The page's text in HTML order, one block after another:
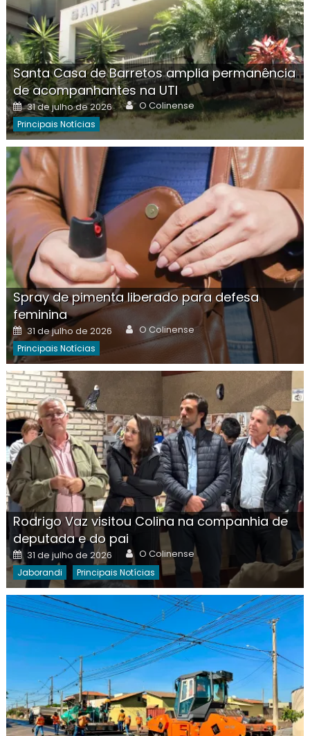
Santa Casa de Barretos amplia permanência
de acompanhantes na UTI
Posted
on
31 de julho de 2026 Author
O Colinense
Principais Notícias
Spray de pimenta liberado para defesa
feminina
Posted
on
31 de julho de 2026 Author
O Colinense
Principais Notícias
Rodrigo Vaz visitou Colina na companhia de
deputada e do pai
Posted
on
31 de julho de 2026 Author
O Colinense
Jaborandi Principais Notícias